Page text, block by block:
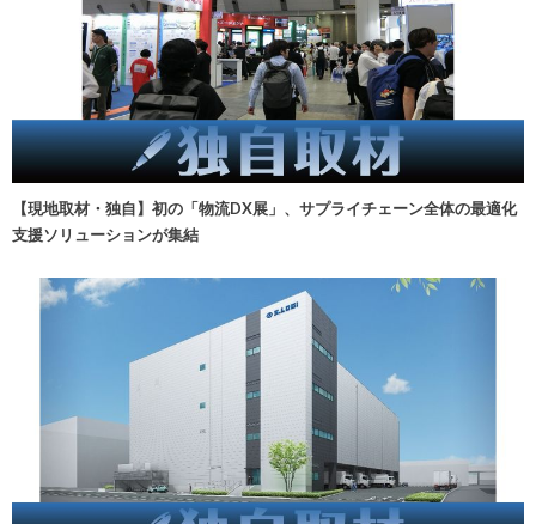
【現地取材・独自】初の「物流DX展」、サプライチェーン全体の最適化
支援ソリューションが集結